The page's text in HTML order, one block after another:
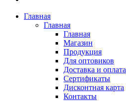
Главная
Главная
Главная
Магазин
Продукция
Для оптовиков
Доставка и оплата
Сертификаты
Дисконтная карта
Контакты